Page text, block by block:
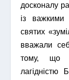
досконалу
із важкими
святих
вважали
тому, що